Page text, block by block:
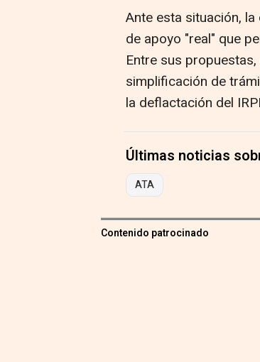
Ante esta situación,
de apoyo "real" que
Entre sus
simplificación de
la deflactación del
Últimas noticias
ATA
Contenido patrocinado